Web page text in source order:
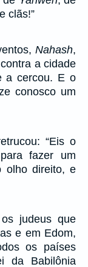
clãs!”
Nahash,
a cidade
a cercou. E o
conosco um
“Eis o
fazer um
olho direito, e
judeus que
e em Edom,
os países
da Babilônia